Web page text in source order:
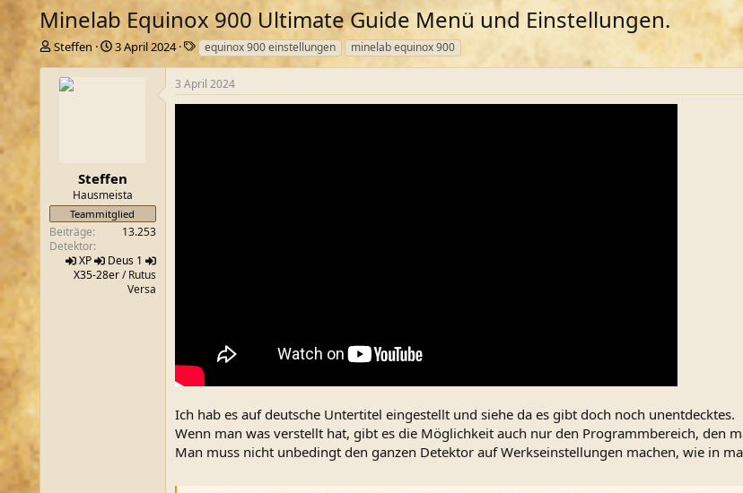
Minelab Equinox 900 Ultimate Guide Menü und Einstellungen.
E
r
Steffen
E
a
m
3 April 2024
S
c
h
l
equinox 900 einstellungen minelab equinox 900
Steffen
Hausmeista
Teammitglied
Beiträge
13.253
Detektor
XP
Deus 1
X35-28er/ Rutus
Versa
3 April 2024
Ich hab es auf deutsche Untertitel eingestellt und siehe da es gibt doch noch unentdecktes.
Wenn man was verstellt hat, gibt es die Möglichkeit auch nur den Programmbereich, den
Man muss nicht unbedingt den ganzen Detektor auf Werkseinstellungen machen, wie in